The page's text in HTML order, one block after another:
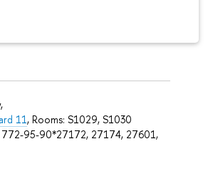
11, Rooms: S1029, S1030
95-90*27172, 27174, 27601,